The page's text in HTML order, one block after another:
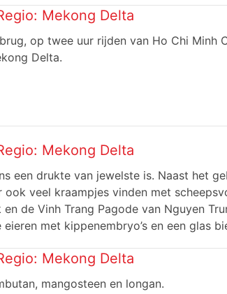
Mekong Delta
op twee uur rijden van Ho Chi Minh
Delta.
Mekong Delta
een drukte van jewelste is. Naast het
veel kraampjes vinden met
de Vinh Trang Pagode van Nguyen
met kippenembryo’s en een glas
Mekong Delta
mangosteen en longan.